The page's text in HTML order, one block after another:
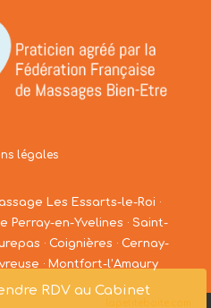
RDV au Cabinet
légales
Les Essarts-le-Roi ·
Perray-en-Yvelines · Saint-
· Coignières · Cernay-
· Montfort-l’Amaury
lapetiteboite.com